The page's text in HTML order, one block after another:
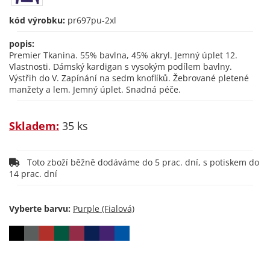
kód výrobku: pr697pu-2xl
popis:
Premier Tkanina. 55% bavlna, 45% akryl. Jemný úplet 12.
Vlastnosti. Dámský kardigan s vysokým podílem bavlny.
Výstřih do V. Zapínání na sedm knoflíků. Žebrované pletené
manžety a lem. Jemný úplet. Snadná péče.
Skladem: 35 ks
14 prac. dní
Vyberte barvu: